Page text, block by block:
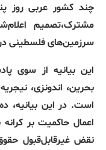
مشترک،تصمیم
سرزمین‌های فلسطینی در
این بیانیه از سوی
بحرین، اندونزی،
است. در این بیانیه،
اعمال حاکمیت بر
نقض غیرقابل‌قبول